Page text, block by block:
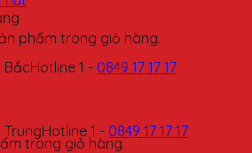
phẩm trong giỏ hàng.
trong giỏ hàng.
BắcHotline 1 - 0849 17 17 17
TrungHotline 1 - 0849 17 17 17